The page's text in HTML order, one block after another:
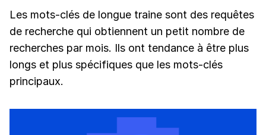
Les mots-clés de longue traine sont des requêtes
de recherche qui obtiennent un petit nombre de
recherches par mois. Ils ont tendance à être plus
longs et plus spécifiques que les mots-clés
principaux.